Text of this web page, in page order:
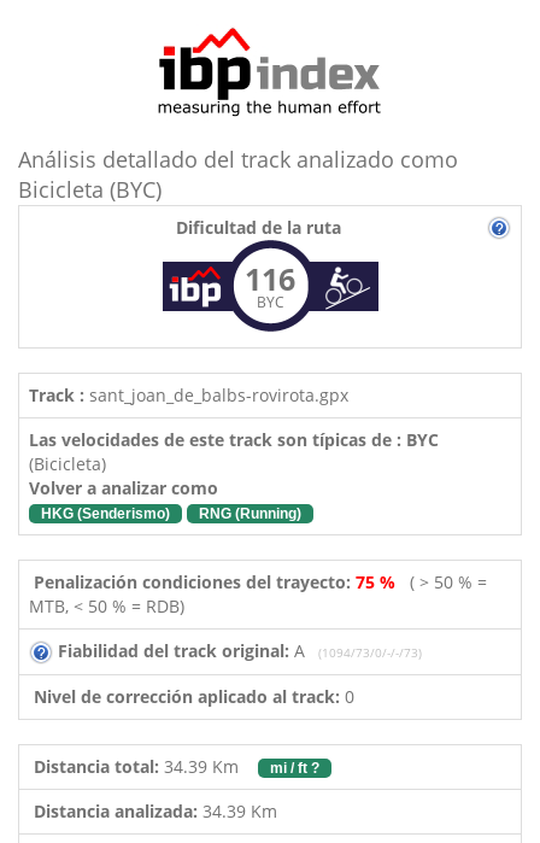
Análisis detallado del track analizado como
Bicicleta (BYC)
Dificultad de la ruta
116
BYC
Track : sant_joan_de_balbs-rovirota.gpx
Las velocidades de este track son típicas de : BYC
(Bicicleta)
Volver a analizar como
HKG (Senderismo) RNG (Running)
Penalización condiciones del trayecto: 75 % ( > 50 % =
MTB, < 50 % = RDB)
Fiabilidad del track original: A (1094/73/0/-/-/73)
Nivel de corrección aplicado al track: 0
Distancia total: 34.39 Km mi / ft ?
Distancia analizada: 34.39 Km